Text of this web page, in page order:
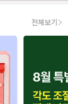
전체보기